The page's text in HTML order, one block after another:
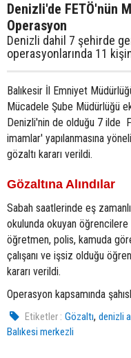
Denizli'de FETÖ'nün
Operasyon
Denizli dahil 7 şehirde
operasyonlarında 11
Balıkesir İl Emniyet
Mücadele Şube Müdürlüğü
Denizli'nin de olduğu 7 ilde
imamlar' yapılanmasına
gözaltı kararı verildi.
Gözaltına Alındılar
Sabah saatlerinde eş
okulunda okuyan öğrencilere
öğretmen, polis, kamuda
çalışanı ve işsiz olduğu
kararı verildi.
Operasyon kapsamında
Etiketler : Gözaltı,denizli
Balıkesi merkezli